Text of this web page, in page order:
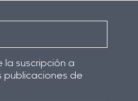
la suscripción a
publicaciones de